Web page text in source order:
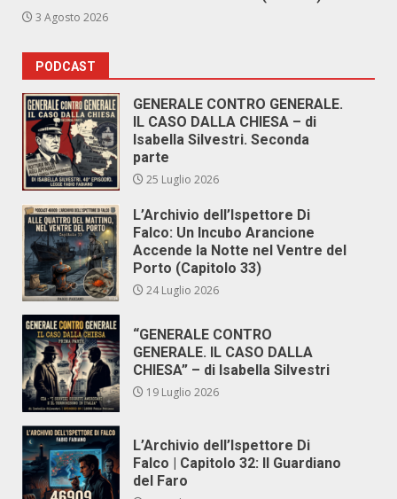
3 Agosto 2026
PODCAST
GENERALE CONTRO GENERALE.
IL CASO DALLA CHIESA – di
Isabella Silvestri. Seconda
parte
25 Luglio 2026
L’Archivio dell’Ispettore Di
Falco: Un Incubo Arancione
Accende la Notte nel Ventre del
Porto (Capitolo 33)
24 Luglio 2026
“GENERALE CONTRO
GENERALE. IL CASO DALLA
CHIESA” – di Isabella Silvestri
19 Luglio 2026
L’Archivio dell’Ispettore Di
Falco | Capitolo 32: Il Guardiano
del Faro